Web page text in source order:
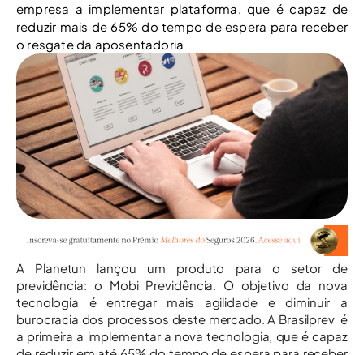
empresa a implementar plataforma, que é capaz de
reduzir mais de 65% do tempo de espera para receber
o resgate da aposentadoria
A Planetun lançou um produto para o setor de
previdência: o Mobi Previdência. O objetivo da nova
tecnologia é entregar mais agilidade e diminuir a
burocracia dos processos deste mercado. A Brasilprev é
a primeira a implementar a nova tecnologia, que é capaz